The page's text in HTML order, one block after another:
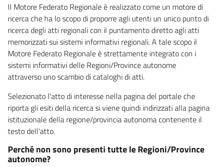
Il Motore Federato Regionale è realizzato come un motore di
ricerca che ha lo scopo di proporre agli utenti un unico punto di
ricerca degli atti regionali con il puntamento diretto agli atti
memorizzati sui sistemi informativi regionali. A tale scopo il
Motore Federato Regionale è strettamente integrato con i
sistemi informativi delle Regioni/Province autonome
attraverso uno scambio di cataloghi di atti.
Selezionato l'atto di interesse nella pagina del portale che
riporta gli esiti della ricerca si viene quindi indirizzati alla pagina
istituzionale della regione/provincia autonoma contenente il
testo dell'atto.
Perché non sono presenti tutte le Regioni/Province
autonome?